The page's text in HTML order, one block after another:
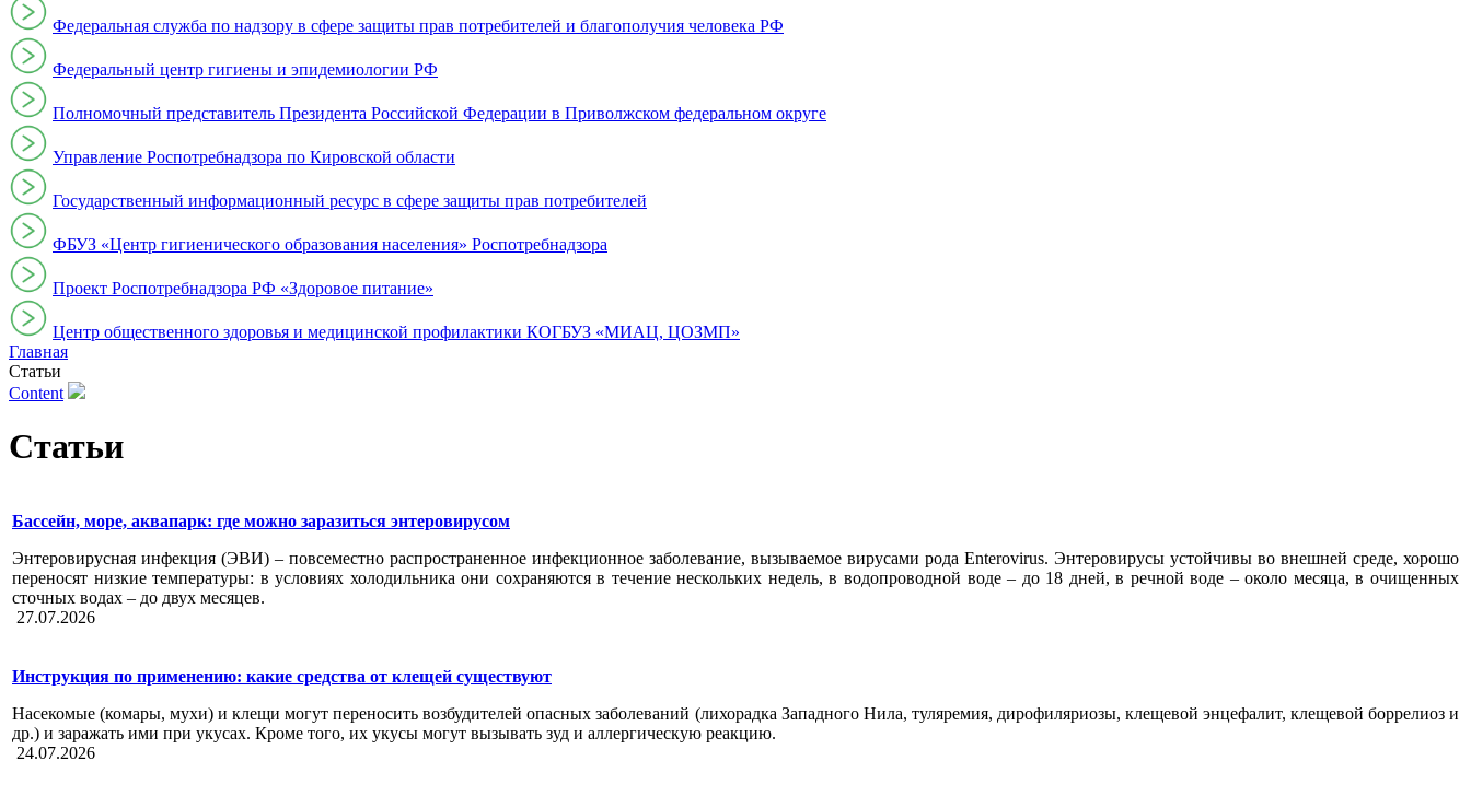
Федеральная служба по надзору в сфере защиты прав потребителей и благополучия человека РФ
Федеральный центр гигиены и эпидемиологии РФ
Полномочный представитель Президента Российской Федерации в Приволжском федеральном округе
Управление Роспотребнадзора по Кировской области
Государственный информационный ресурс в сфере защиты прав потребителей
ФБУЗ «Центр гигиенического образования населения» Роспотребнадзора
Проект Роспотребнадзора РФ «Здоровое питание»
Центр общественного здоровья и медицинской профилактики КОГБУЗ «МИАЦ, ЦОЗМП»
Главная
Статьи
Content
Статьи
Бассейн, море, аквапарк: где можно заразиться энтеровирусом
Энтеровирусная инфекция (ЭВИ) – повсеместно распространенное инфекционное заболевание, вызываемое вирусами рода Enterovirus. Энтеровирусы устойчивы во внешней среде, хорошо
переносят низкие температуры: в условиях холодильника они сохраняются в течение нескольких недель, в водопроводной воде – до 18 дней, в речной воде – около месяца, в очищенных
сточных водах – до двух месяцев.
27.07.2026
Инструкция по применению: какие средства от клещей существуют
Насекомые (комары, мухи) и клещи могут переносить возбудителей опасных заболеваний (лихорадка Западного Нила, туляремия, дирофиляриозы, клещевой энцефалит, клещевой боррелиоз и
др.) и заражать ими при укусах. Кроме того, их укусы могут вызывать зуд и аллергическую реакцию.
24.07.2026